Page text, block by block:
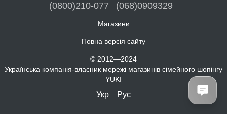
(0800)210-077 (068)0909329
Магазини
Повна версія сайту
© 2012—2024
Українська компанія-власник мережі магазинів сімейного шопінгу
YUKI
Укр Рус